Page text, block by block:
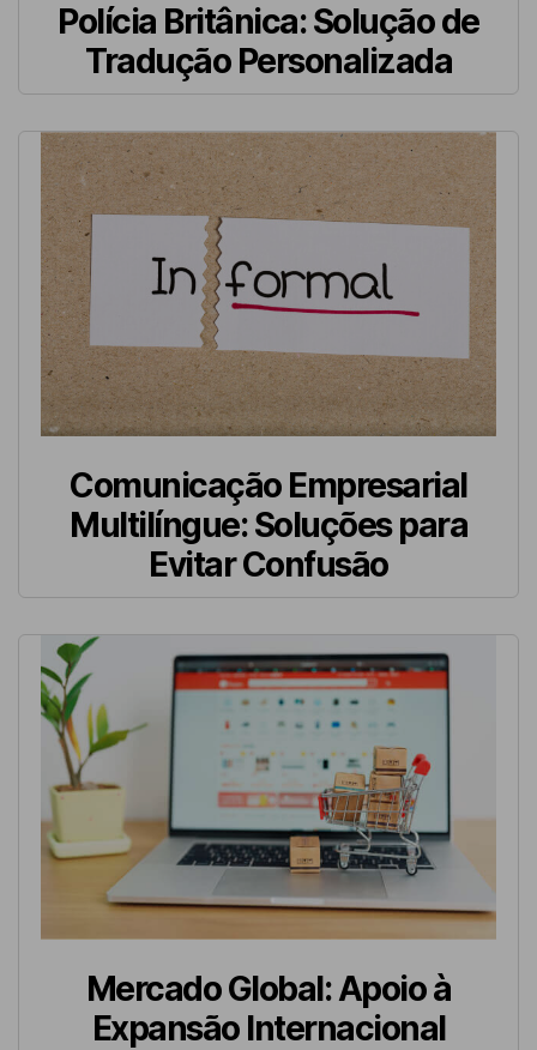
Polícia Britânica: Solução de
Tradução Personalizada
Comunicação Empresarial
Multilíngue: Soluções para
Evitar Confusão
Mercado Global: Apoio à
Expansão Internacional